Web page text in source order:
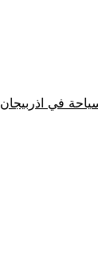
في اذربيجان